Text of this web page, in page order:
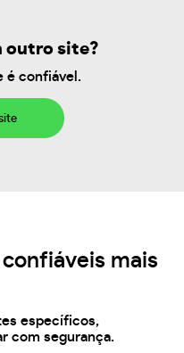
outro site?
é confiável.
mais
específicos,
com segurança.